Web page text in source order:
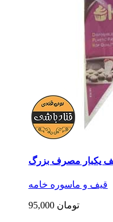
یکبار مصرف بزرگ
قیف و ماسوره خامه
95,000 تومان